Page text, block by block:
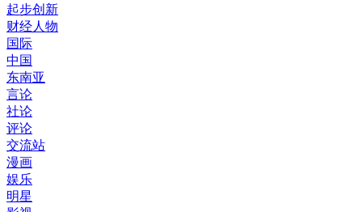
起步创新
财经人物
国际
中国
东南亚
言论
社论
评论
交流站
漫画
娱乐
明星